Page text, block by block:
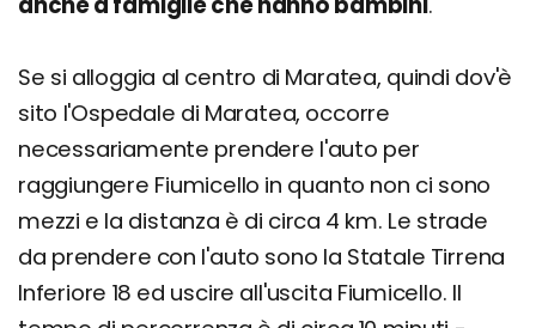
Se si alloggia al centro di Maratea, quindi dov'è
sito l'Ospedale di Maratea, occorre
necessariamente prendere l'auto per
raggiungere Fiumicello in quanto non ci sono
mezzi e la distanza è di circa 4 km. Le strade
da prendere con l'auto sono la Statale Tirrena
Inferiore 18 ed uscire all'uscita Fiumicello. Il